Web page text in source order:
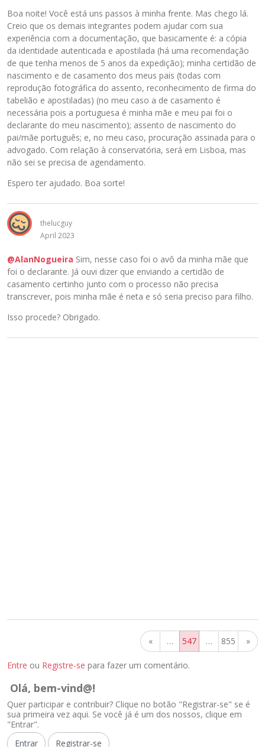
a
ç
ã
o
a
b
a
i
x
o
.
Boa noite! Você está uns passos à minha frente. Mas chego lá.
Creio que os demais integrantes podem ajudar com sua
experiência com a documentação, que basicamente é: a cópia
da identidade autenticada e apostilada (há uma recomendação
de que tenha menos de 5 anos da expedição); minha certidão de
nascimento e de casamento dos meus pais (todas com
reprodução fotográfica do assento, reconhecimento de firma do
tabelião e apostiladas) (no meu caso a de casamento é
necessária pois a portuguesa é minha mãe e meu pai foi o
declarante do meu nascimento); assento de nascimento do
pai/mãe português; e, no meu caso, procuração assinada para o
advogado. Com relação à conservatória, será em Lisboa, mas
não sei se precisa de agendamento.
Espero ter ajudado. Boa sorte!
thelucguy
April 2023
@AlanNogueira Sim, nesse caso foi o avô da minha mãe que
foi o declarante. Já ouvi dizer que enviando a certidão de
casamento certinho junto com o processo não precisa
transcrever, pois minha mãe é neta e só seria preciso para filho.
Isso procede? Obrigado.
« … 547 … 855 »
Entre ou Registre-se para fazer um comentário.
Olá, bem-vind@!
Quer participar e contribuir? Clique no botão "Registrar-se" se é
sua primeira vez aqui. Se você já é um dos nossos, clique em
"Entrar".
Entrar
Registrar-se